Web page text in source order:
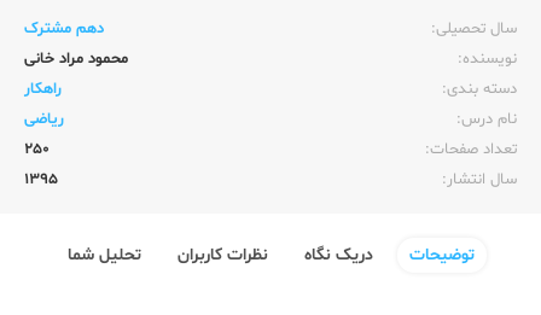
سال تحصیلی:‌
دهم مشترک
نویسنده:‌
محمود مراد خانی
دسته بندی:
راهکار
نام درس:
ریاضی
تعداد صفحات:‌
250
سال انتشار:‌
1395
توضیحات دریک نگاه نظرات کاربران تحلیل شما